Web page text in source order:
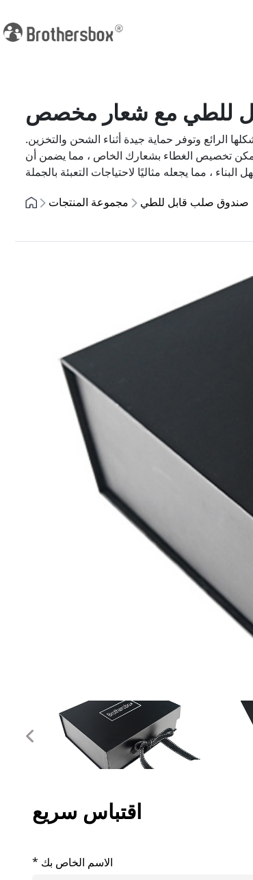
للطي مع شعار مخصص
الرائع وتوفر حماية جيدة أثناء الشحن والتخزين.
يمكن تخصيص الغطاء بشعارك الخاص ، مما يضمن أن
مجموعة المنتجات
صندوق صلب قابل للطي
اقتباس سريع
* الاسم الخاص بك